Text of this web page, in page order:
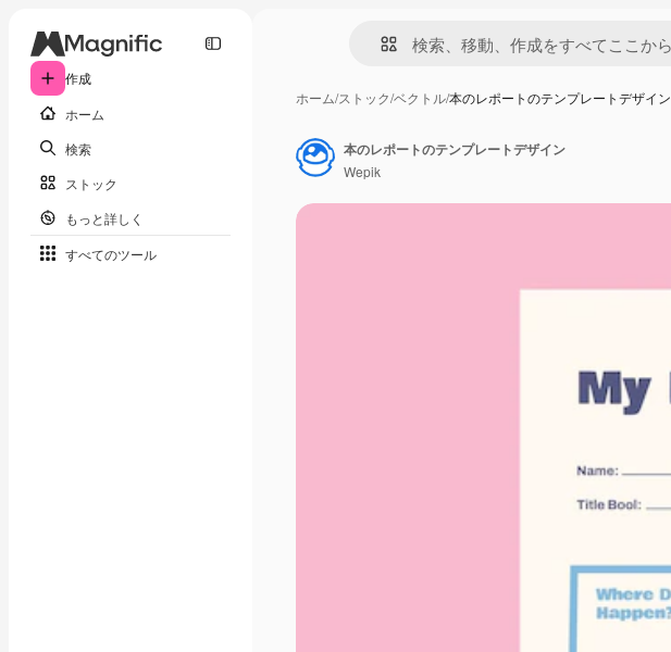
作成
ホーム
検索
ストック
もっと詳しく
すべてのツール
ホーム/ストック/ベクトル/本のレポートのテンプレートデザイン
本のレポートのテンプレートデザイン
Wepik